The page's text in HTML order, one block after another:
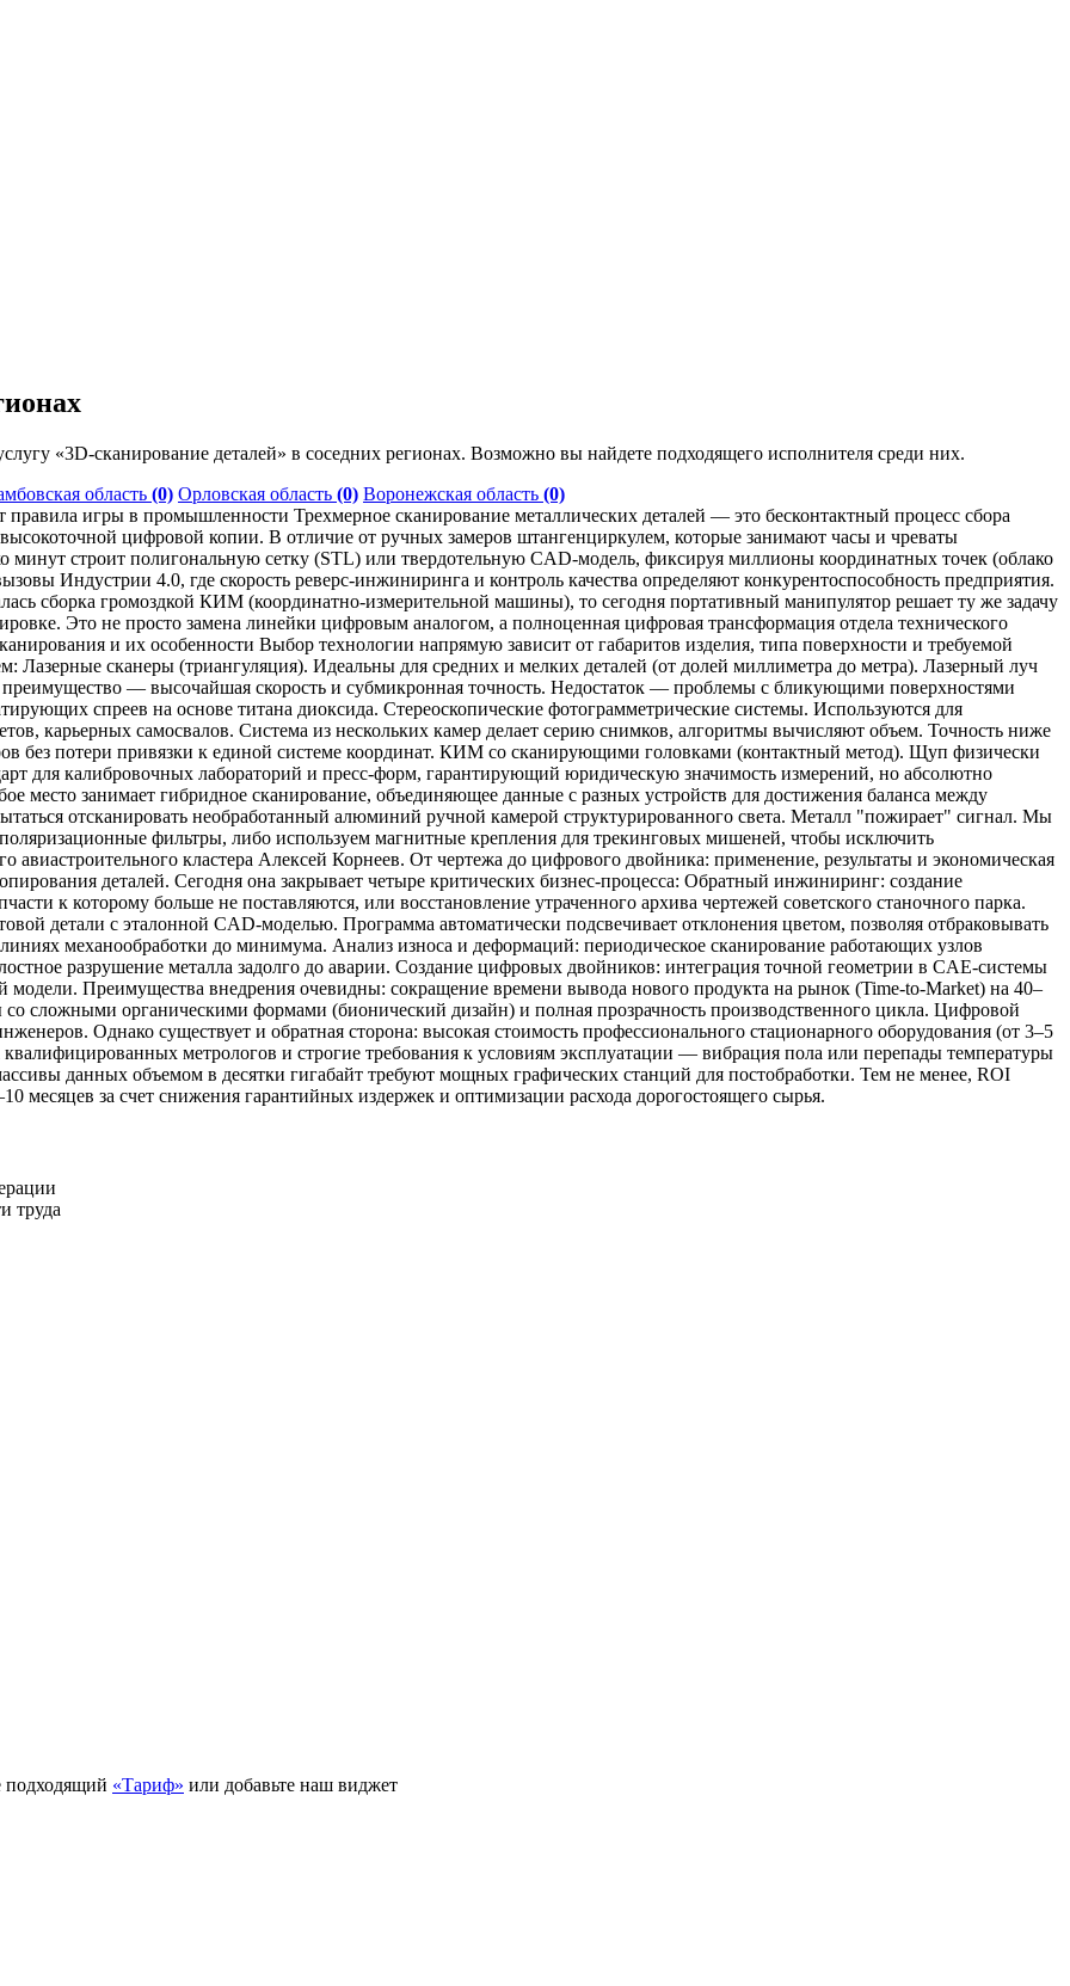
«3D-сканирование деталей» в соседних регионах. Возможно вы найдете подходящего исполнителя среди них.
область (0) Орловская область (0) Воронежская область (0)
игры в промышленности Трехмерное сканирование металлических деталей — это бесконтактный процесс сбора
цифровой копии. В отличие от ручных замеров штангенциркулем, которые занимают часы и чреваты
минут строит полигональную сетку (STL) или твердотельную CAD-модель, фиксируя миллионы координатных точек (облако
Индустрии 4.0, где скорость реверс-инжиниринга и контроль качества определяют конкурентоспособность предприятия.
сборка громоздкой КИМ (координатно-измерительной машины), то сегодня портативный манипулятор решает ту же задачу
Это не просто замена линейки цифровым аналогом, а полноценная цифровая трансформация отдела технического
и их особенности Выбор технологии напрямую зависит от габаритов изделия, типа поверхности и требуемой
Лазерные сканеры (триангуляция). Идеальны для средних и мелких деталей (от долей миллиметра до метра). Лазерный луч
преимущество — высочайшая скорость и субмикронная точность. Недостаток — проблемы с бликующими поверхностями
спреев на основе титана диоксида. Стереоскопические фотограмметрические системы. Используются для
карьерных самосвалов. Система из нескольких камер делает серию снимков, алгоритмы вычисляют объем. Точность ниже
без потери привязки к единой системе координат. КИМ со сканирующими головками (контактный метод). Щуп физически
для калибровочных лабораторий и пресс-форм, гарантирующий юридическую значимость измерений, но абсолютно
место занимает гибридное сканирование, объединяющее данные с разных устройств для достижения баланса между
отсканировать необработанный алюминий ручной камерой структурированного света. Металл "пожирает" сигнал. Мы
фильтры, либо используем магнитные крепления для трекинговых мишеней, чтобы исключить
кластера Алексей Корнеев. От чертежа до цифрового двойника: применение, результаты и экономическая
деталей. Сегодня она закрывает четыре критических бизнес-процесса: Обратный инжиниринг: создание
к которому больше не поставляются, или восстановление утраченного архива чертежей советского станочного парка.
детали с эталонной CAD-моделью. Программа автоматически подсвечивает отклонения цветом, позволяя отбраковывать
механообработки до минимума. Анализ износа и деформаций: периодическое сканирование работающих узлов
разрушение металла задолго до аварии. Создание цифровых двойников: интеграция точной геометрии в CAE-системы
модели. Преимущества внедрения очевидны: сокращение времени вывода нового продукта на рынок (Time-to-Market) на 40–
сложными органическими формами (бионический дизайн) и полная прозрачность производственного цикла. Цифровой
Однако существует и обратная сторона: высокая стоимость профессионального стационарного оборудования (от 3–5
метрологов и строгие требования к условиям эксплуатации — вибрация пола или перепады температуры
данных объемом в десятки гигабайт требуют мощных графических станций для постобработки. Тем не менее, ROI
месяцев за счет снижения гарантийных издержек и оптимизации расхода дорогостоящего сырья.
подходящий «Тариф» или добавьте наш виджет